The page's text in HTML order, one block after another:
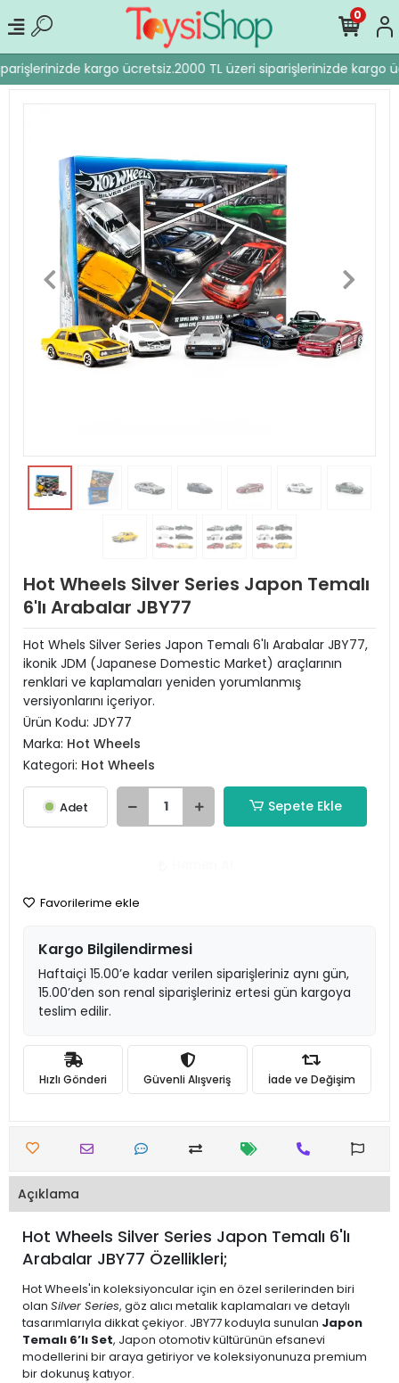
kargo ücretsiz.2000 TL üzeri siparişlerinizde kargo
0
Hot Wheels Silver Series Japon Temalı
6'lı Arabalar JBY77
Hot Whels Silver Series Japon Temalı 6'lı Arabalar JBY77,
ikonik JDM (Japanese Domestic Market) araçlarının
renklari ve kaplamaları yeniden yorumlanmış
versiyonlarını içeriyor.
Ürün Kodu: JDY77
Marka: Hot Wheels
Kategori: Hot Wheels
Adet Sepete Ekle
Favorilerime ekle
Kargo Bilgilendirmesi
Haftaiçi 15.00’e kadar verilen siparişleriniz aynı gün,
15.00’den son renal siparişleriniz ertesi gün kargoya
teslim edilir.
Hızlı Gönderi Güvenli Alışveriş İade ve Değişim
Açıklama
Hot Wheels Silver Series Japon Temalı 6'lı
Arabalar JBY77 Özellikleri;
Hot Wheels'in koleksiyoncular için en özel serilerinden biri
olan Silver Series, göz alıcı metalik kaplamaları ve detaylı
tasarımlarıyla dikkat çekiyor. JBY77 koduyla sunulan Japon
Temalı 6’lı Set, Japon otomotiv kültürünün efsanevi
modellerini bir araya getiriyor ve koleksiyonunuza premium
bir dokunuş katıyor.